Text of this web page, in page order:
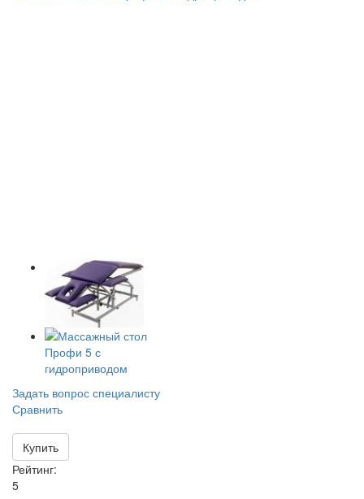
Задать вопрос специалисту
Сравнить
Купить
Рейтинг:
5